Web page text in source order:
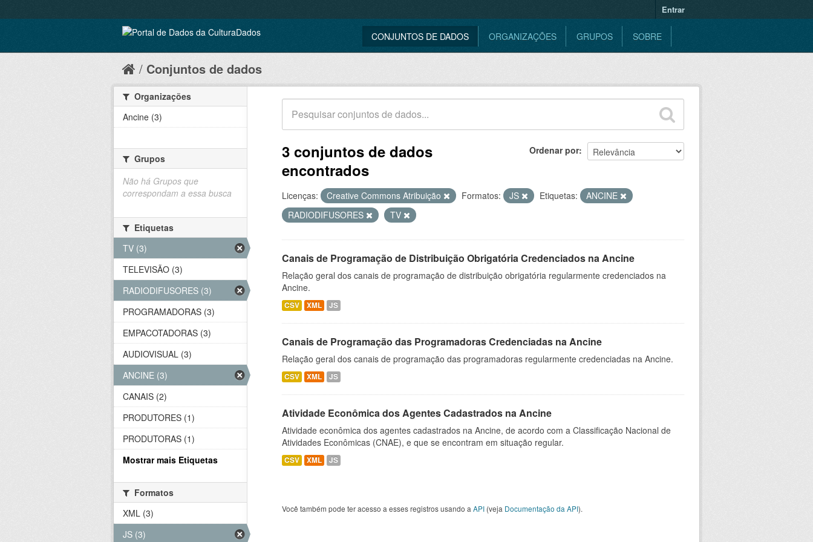
Entrar
CONJUNTOS DE DADOS ORGANIZAÇÕES GRUPOS SOBRE
Conjuntos de dados
Ordenar por
3 conjuntos de dados
encontrados
Licenças: Creative Commons Atribuição Formatos: JS Etiquetas:
ANCINE
RADIODIFUSORES
TV
Canais de Programação de Distribuição Obrigatória Credenciados na Ancine
Relação geral dos canais de programação de distribuição obrigatória regularmente credenciados na
Ancine.
CSV XML JS
Canais de Programação das Programadoras Credenciadas na Ancine
Relação geral dos canais de programação das programadoras regularmente credenciadas na Ancine.
CSV XML JS
Atividade Econômica dos Agentes Cadastrados na Ancine
Atividade econômica dos agentes cadastrados na Ancine, de acordo com a Classificação Nacional de
Atividades Econômicas (CNAE), e que se encontram em situação regular.
CSV XML JS
Você também pode ter acesso a esses registros usando a API (veja Documentação da API).
Organizações
Ancine (3)
Grupos
Não há Grupos que
correspondam a essa busca
Etiquetas
TV (3)
TELEVISÃO (3)
RADIODIFUSORES (3)
PROGRAMADORAS (3)
EMPACOTADORAS (3)
AUDIOVISUAL (3)
ANCINE (3)
CANAIS (2)
PRODUTORES (1)
PRODUTORAS (1)
Mostrar mais Etiquetas
Formatos
XML (3)
JS (3)